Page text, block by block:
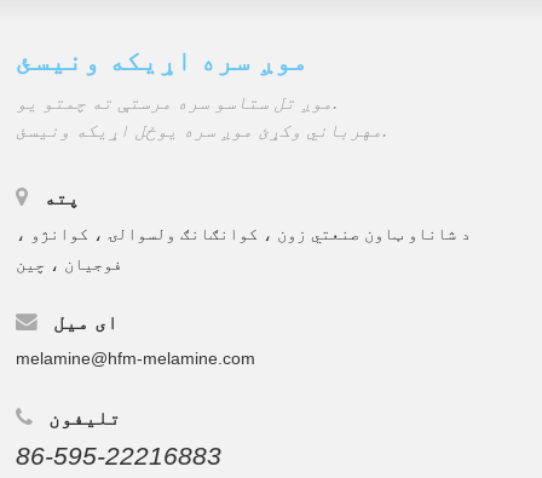
موږ سره اړیکه ونیسئ
موږ تل ستاسو سره مرستې ته چمتو یو.
مهرباني وکړئ موږ سره یوځل اړیکه ونیسئ.
پته
د شاناو ټاون صنعتي زون ، کوانګانګ ولسوالۍ ، کوانژو ،
فوجیان ، چین
ای میل
melamine@hfm-melamine.com
تلیفون
86-595-22216883